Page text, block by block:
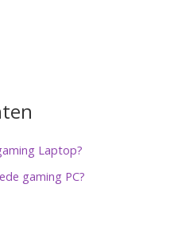
Laptop?
gaming PC?